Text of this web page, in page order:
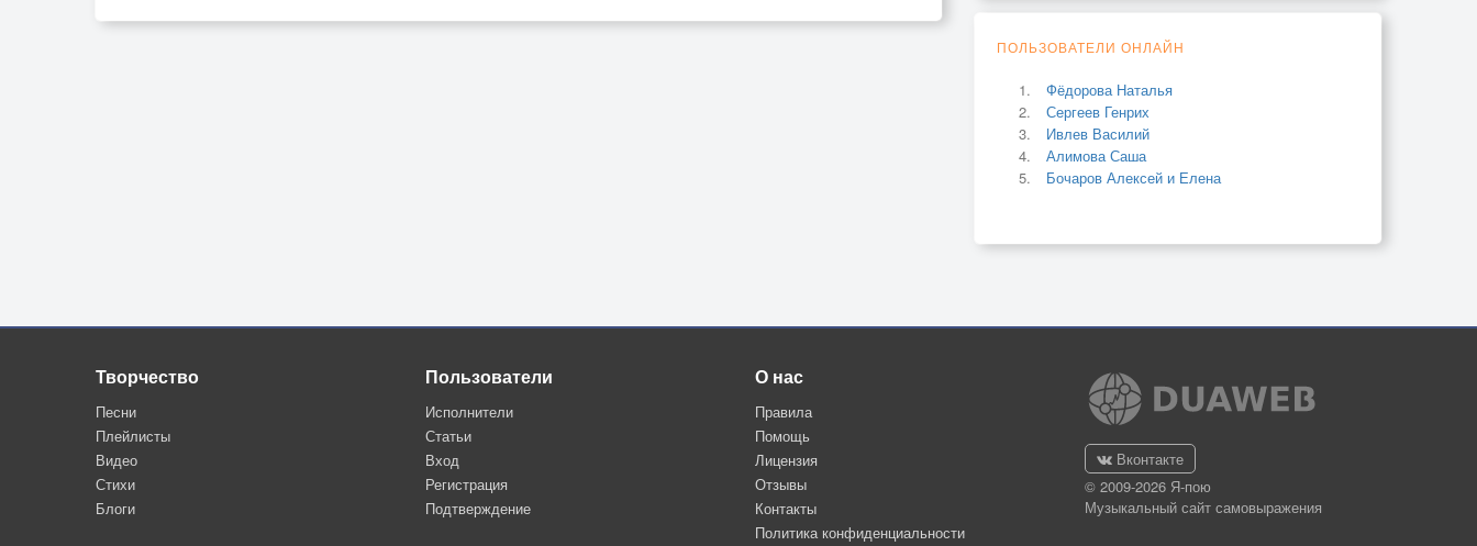
ПОЛЬЗОВАТЕЛИ ОНЛАЙН
Фёдорова Наталья
Сергеев Генрих
Ивлев Василий
Алимова Саша
Бочаров Алексей и Елена
Творчество
Песни
Плейлисты
Видео
Стихи
Блоги
Пользователи
Исполнители
Статьи
Вход
Регистрация
Подтверждение
О нас
Правила
Помощь
Лицензия
Отзывы
Контакты
Политика конфиденциальности
Вконтакте
© 2009-2026 Я-пою
Музыкальный сайт самовыражения